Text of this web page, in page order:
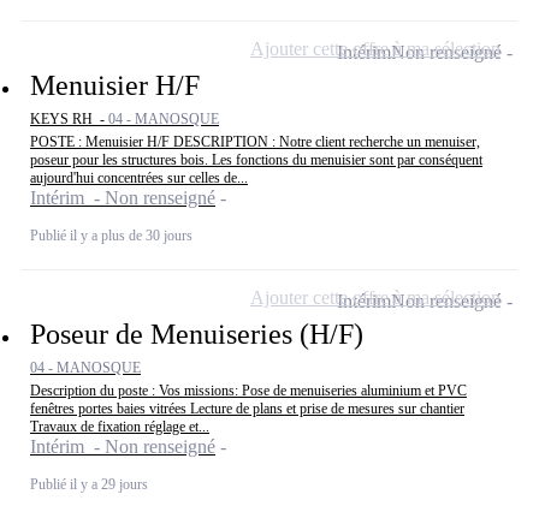
Menuisier H/F
KEYS RH - 04 - MANOSQUE
POSTE : Menuisier H/F DESCRIPTION : Notre client recherche un menuiser,
poseur pour les structures bois. Les fonctions du menuisier sont par conséquent
aujourd'hui concentrées sur celles de...
Intérim - Non renseigné
Publié il y a plus de 30 jours
IntérimNon renseigné
Ajouter cette offre à ma sélection
Poseur de Menuiseries (H/F)
04 - MANOSQUE
Description du poste : Vos missions: Pose de menuiseries aluminium et PVC
fenêtres portes baies vitrées Lecture de plans et prise de mesures sur chantier
Travaux de fixation réglage et...
Intérim - Non renseigné
Publié il y a 29 jours
IntérimNon renseigné
Ajouter cette offre à ma sélection